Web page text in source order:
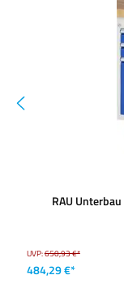
RAU
UVP:650,93 €*
484,29 €*